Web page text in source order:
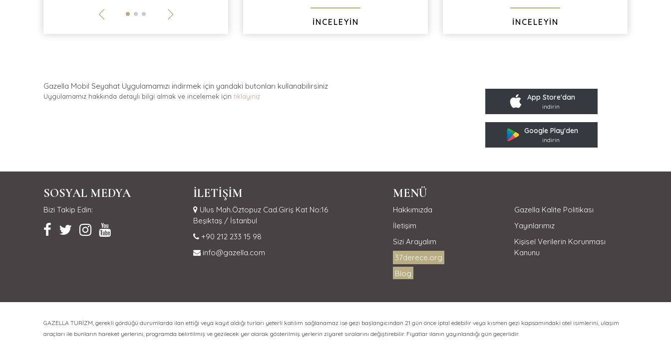
İNCELEYİN İNCELEYİN
Gazella Mobil Seyahat Uygulamamızı indirmek için yandaki butonları kullanabilirsiniz
Uygulamamız hakkında detaylı bilgi almak ve incelemek için tıklayınız App Store'dan
indirin
Google Play'den
indirin
SOSYAL MEDYA
Bizi Takip Edin:
İLETİŞİM
Ulus Mah.Öztopuz Cad.Giriş Kat No:16
Beşiktaş / İstanbul
+90 212 233 15 98
info@gazella.com
MENÜ
Hakkımızda
İletişim
Sizi Arayalım
37derece.org
Blog
Gazella Kalite Politikası
Yayınlarımız
Kişisel Verilerin Korunması
Kanunu
GAZELLA TURİZM, gerekli gördüğü durumlarda ilan ettiği veya kayıt aldığı turları yeterli katılım sağlanamaz ise gezi başlangıcından 21 gün önce iptal edebilir veya kısmen gezi kapsamındaki otel isimlerini, ulaşım
araçları ile bunların hareket yerlerini, programda belirtilmiş ve gezilecek yer olarak gösterilmiş yerlerin ziyaret sıralarını değiştirebilir. Fiyatlar ilanın yayınlandığı gün geçerlidir.